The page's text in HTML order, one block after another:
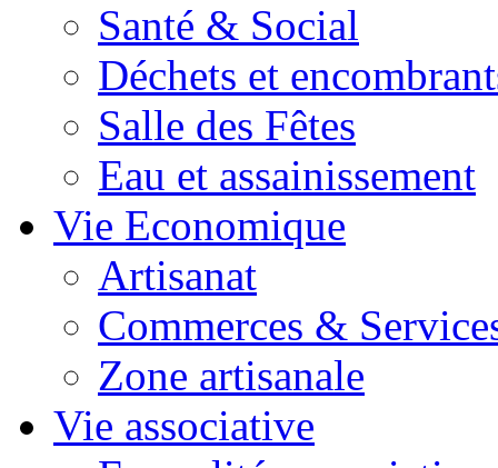
Santé & Social
Déchets et
Salle des Fêtes
Eau et assainissement
Vie Economique
Artisanat
Commerces &
Zone artisanale
Vie associative